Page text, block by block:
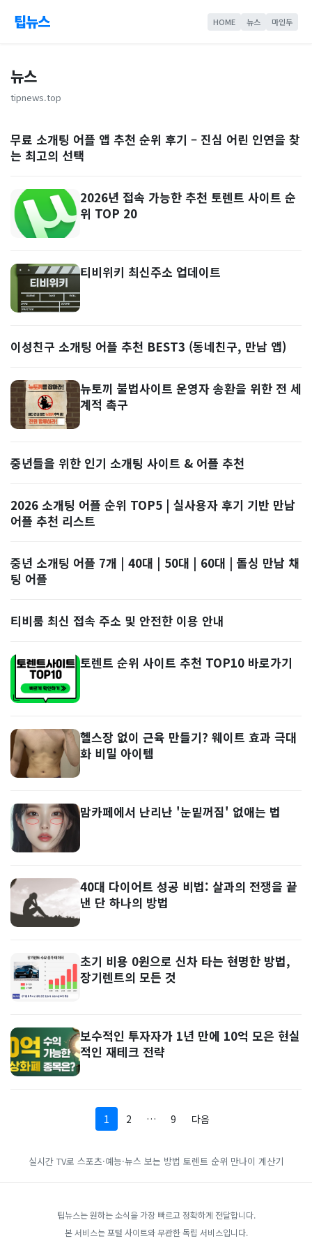
팁뉴스 HOME 뉴스 마인두
뉴스
tipnews.top
무료 소개팅 어플 앱 추천 순위 후기 – 진심 어린 인연을 찾
는 최고의 선택
2026년 접속 가능한 추천 토렌트 사이트 순
위 TOP 20
티비위키 최신주소 업데이트
이성친구 소개팅 어플 추천 BEST3 (동네친구, 만남 앱)
뉴토끼 불법사이트 운영자 송환을 위한 전 세
계적 촉구
중년들을 위한 인기 소개팅 사이트 & 어플 추천
2026 소개팅 어플 순위 TOP5 | 실사용자 후기 기반 만남
어플 추천 리스트
중년 소개팅 어플 7개 | 40대 | 50대 | 60대 | 돌싱 만남 채
팅 어플
티비룸 최신 접속 주소 및 안전한 이용 안내
토렌트 순위 사이트 추천 TOP10 바로가기
헬스장 없이 근육 만들기? 웨이트 효과 극대
화 비밀 아이템
맘카페에서 난리난 '눈밑꺼짐' 없애는 법
40대 다이어트 성공 비법: 살과의 전쟁을 끝
낸 단 하나의 방법
초기 비용 0원으로 신차 타는 현명한 방법,
장기렌트의 모든 것
보수적인 투자자가 1년 만에 10억 모은 현실
적인 재테크 전략
1 2 … 9 다음
실시간 TV로 스포츠·예능·뉴스 보는 방법 토렌트 순위 만나이 계산기
팁뉴스는 원하는 소식을 가장 빠르고 정확하게 전달합니다.
본 서비스는 포털 사이트와 무관한 독립 서비스입니다.